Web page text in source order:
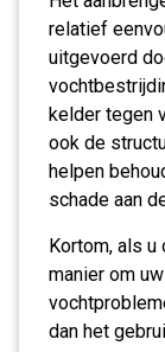
relatief
uitgevoerd
kelder tegen
ook de
helpen
schade aan
Kortom, als
manier om
dan het